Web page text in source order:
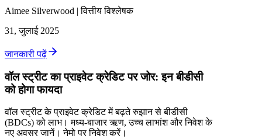
Aimee Silverwood |वित्तीय विश्लेषक
31, जुलाई 2025
जानकारी पढ़ें
वॉल स्ट्रीट का प्राइवेट क्रेडिट पर जोर: इन बीडीसी
को होगा फायदा
वॉल स्ट्रीट के प्राइवेट क्रेडिट में बढ़ते रुझान से बीडीसी
(BDCs) को लाभ। मध्य-बाजार ऋण, उच्च लाभांश और निवेश के
नए अवसर जानें। नेमो पर निवेश करें।